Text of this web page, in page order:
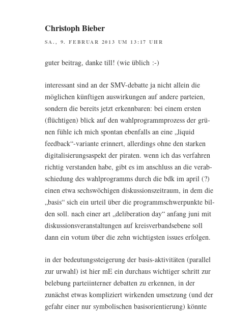
Christoph Bieber
SA., 9. FEBRUAR 2013 UM 13:17 UHR
guter bei­trag, dan­ke till! (wie üblich :-)
inter­es­sant sind an der SMV-debat­te ja nicht allein die
mög­li­chen künf­ti­gen aus­wir­kun­gen auf ande­re par­tei­en,
son­dern die bereits jetzt erkenn­ba­ren: bei einem ers­ten
(flüch­ti­gen) blick auf den wahl­pro­gramm­pro­zess der grü­
nen füh­le ich mich spon­tan eben­falls an eine „liquid
feedback“-variante erin­nert, aller­dings ohne den star­ken
digi­ta­li­sie­rungs­aspekt der pira­ten. wenn ich das ver­fah­ren
rich­tig ver­stan­den habe, gibt es im anschluss an die ver­ab­
schie­dung des wahl­pro­gramms durch die bdk im april (?)
einen etwa sechs­wö­chi­gen dis­kus­si­ons­zeit­raum, in dem die
„basis“ sich ein urteil über die pro­gramm­schwer­punk­te bil­
den soll. nach einer art „deli­be­ra­ti­on day“ anfang juni mit
dis­kus­si­ons­ver­an­stal­tun­gen auf kreis­ver­bands­ebe­ne soll
dann ein votum über die zehn wich­tigs­ten issues erfolgen.
in der bedeu­tungs­stei­ge­rung der basis-akti­vi­tä­ten (par­al­lel
zur urwahl) ist hier mE ein durch­aus wich­ti­ger schritt zur
bele­bung par­tei­in­ter­ner debat­ten zu erken­nen, in der
zunächst etwas kom­pli­ziert wir­ken­den umset­zung (und der
gefahr einer nur sym­bo­li­schen basis­ori­en­tie­rung) könn­te